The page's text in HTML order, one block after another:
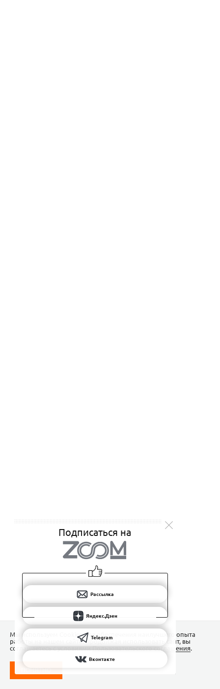
Подписаться на
Рассылка
Яндекс.Дзен
Telegram
Вконтакте
Мы используем Сookies для обеспечения наилучшего опыта
работы на нашем сайте. Продолжая использовать сайт, вы
соглашаетесь с условиямиПользовательского соглашения.
ПОНЯТНО